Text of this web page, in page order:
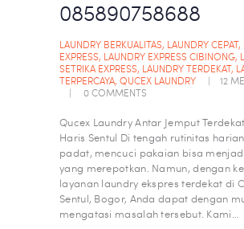
085890758688
LAUNDRY BERKUALITAS, LAUNDRY CEPAT,
EXPRESS, LAUNDRY EXPRESS CIBINONG,
SETRIKA EXPRESS, LAUNDRY TERDEKAT,
TERPERCAYA, QUCEX LAUNDRY
12
0COMMENTS
Qucex Laundry Antar Jemput
Haris Sentul Di tengah rutinitas
padat, mencuci pakaian bisa
yang merepotkan. Namun, dengan
layanan laundry ekspres terdekat di
Sentul, Bogor, Anda dapat dengan
mengatasi masalah tersebut. Kami…